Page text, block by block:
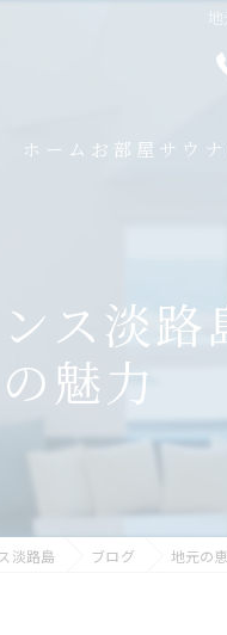
ホーム お部屋 サウ
ス淡
魅力
淡路島 ブログ 地元の